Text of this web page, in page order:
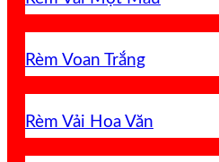
Rèm Voan Trắng
Rèm Vải Hoa Văn